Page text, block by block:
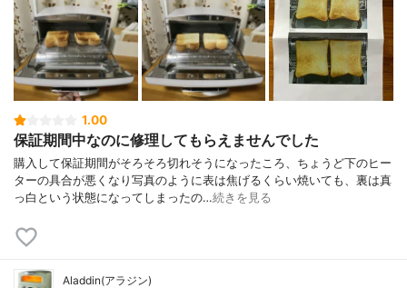
1.00
保証期間中なのに修理してもらえませんでした
購入して保証期間がそろそろ切れそうになったころ、ちょうど下のヒー
ターの具合が悪くなり写真のように表は焦げるくらい焼いても、裏は真
っ白という状態になってしまったの…続きを見る
Aladdin(アラジン)